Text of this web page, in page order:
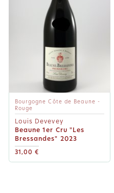
Bourgogne Côte de Beaune -
Rouge
Louis Devevey
Beaune 1er Cru "Les
Bressandes" 2023
31,00 €